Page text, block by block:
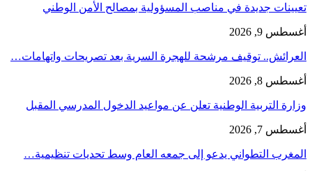
تعيينات جديدة في مناصب المسؤولية بمصالح الأمن الوطني
أغسطس 9, 2026
العرائش.. توقيف مرشحة للهجرة السرية بعد تصريحات واتهامات…
أغسطس 8, 2026
وزارة التربية الوطنية تعلن عن مواعيد الدخول المدرسي المقبل
أغسطس 7, 2026
المغرب التطواني يدعو إلى جمعه العام وسط تحديات تنظيمية…